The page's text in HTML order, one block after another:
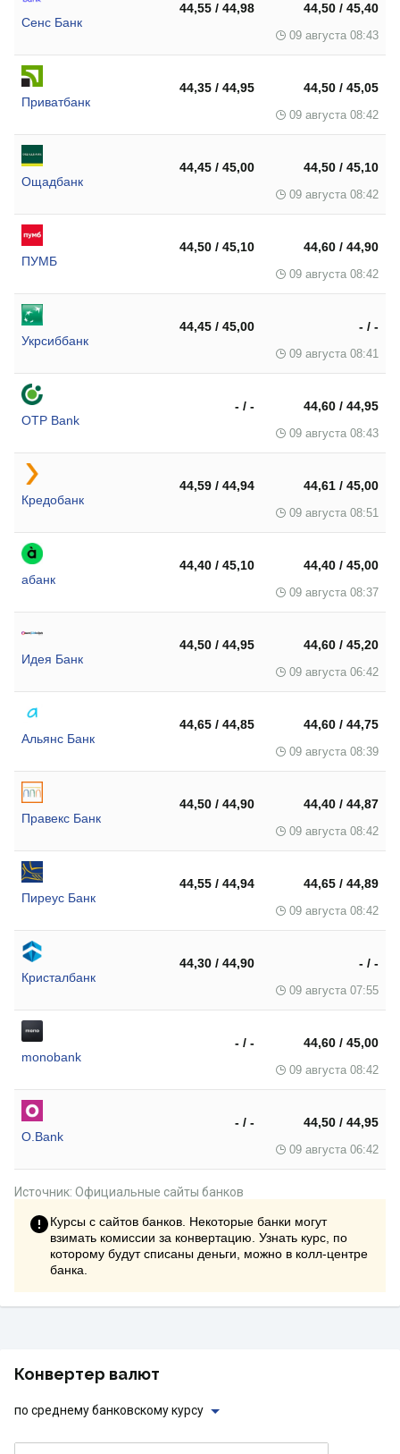
Сенс Банк
44,55 / 44,98 44,50 / 45,40
09 августа 08:43
Приватбанк
44,35 / 44,95 44,50 / 45,05
09 августа 08:42
Ощадбанк
44,45 / 45,00 44,50 / 45,10
09 августа 08:42
ПУМБ
44,50 / 45,10 44,60 / 44,90
09 августа 08:42
Укрсиббанк
44,45 / 45,00 - / -
09 августа 08:41
OTP Bank
- / - 44,60 / 44,95
09 августа 08:43
Кредобанк
44,59 / 44,94 44,61 / 45,00
09 августа 08:51
абанк
44,40 / 45,10 44,40 / 45,00
09 августа 08:37
Идея Банк
44,50 / 44,95 44,60 / 45,20
09 августа 06:42
Альянс Банк
44,65 / 44,85 44,60 / 44,75
09 августа 08:39
Правекс Банк
44,50 / 44,90 44,40 / 44,87
09 августа 08:42
Пиреус Банк
44,55 / 44,94 44,65 / 44,89
09 августа 08:42
Кристалбанк
44,30 / 44,90 - / -
09 августа 07:55
monobank
- / - 44,60 / 45,00
09 августа 08:42
O.Bank
- / - 44,50 / 44,95
09 августа 06:42
Источник: Официальные сайты банков
Курсы с сайтов банков. Некоторые банки могут
взимать комиссии за конвертацию. Узнать курс, по
которому будут списаны деньги, можно в колл-центре
банка.
Конвертер валют
по среднему банковскому курсу